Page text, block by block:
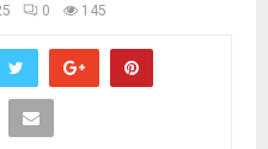
0 145